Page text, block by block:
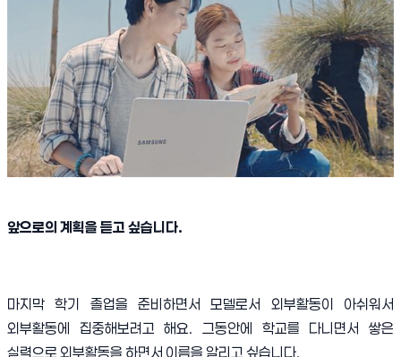
앞으로의 계획을 듣고 싶습니다.
마지막 학기 졸업을 준비하면서 모델로서 외부활동이 아쉬워서
외부활동에 집중해보려고 해요
그동안에 학교를 다니면서 쌓은
실력으로 외부활동을 하면서 이름을 알리고 싶습니다